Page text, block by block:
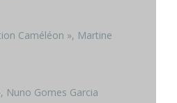
Caméléon », Martine
Nuno Gomes Garcia